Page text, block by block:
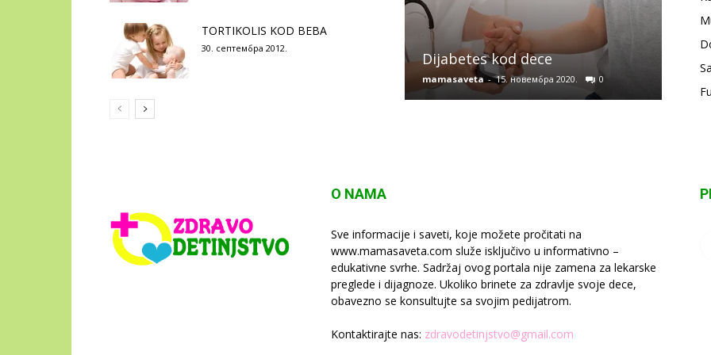
TORTIKOLIS KOD BEBA
30. септембра 2012.
Dijabetes kod dece
mamasaveta - 15. новембра 2020. 0
O NAMA
Sve informacije i saveti, koje možete pročitati na
www.mamasaveta.com služe isključivo u informativno –
edukativne svrhe. Sadržaj ovog portala nije zamena za lekarske
preglede i dijagnoze. Ukoliko brinete za zdravlje svoje dece,
obavezno se konsultujte sa svojim pedijatrom.
Kontaktirajte nas: zdravodetinjstvo@gmail.com